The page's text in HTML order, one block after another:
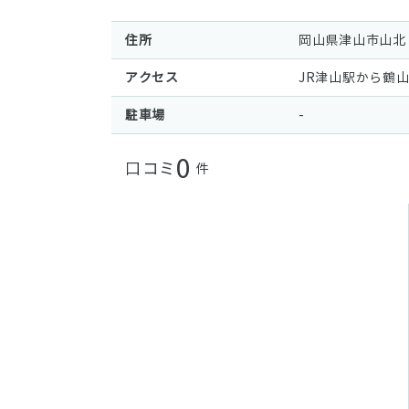
住所 岡山県津山市山
アクセス JR津山駅から鶴
駐車場 -
口コミ 0 件